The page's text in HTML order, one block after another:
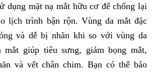
dụng mặt nạ mắt hữu cơ để chống lại
lịch trình bận rộn. Vùng da mắt đặc
và dễ bị nhăn khi so với vùng da
mắt giúp tiêu sưng, giảm bọng mắt,
và vết chân chim. Bạn có thể bảo